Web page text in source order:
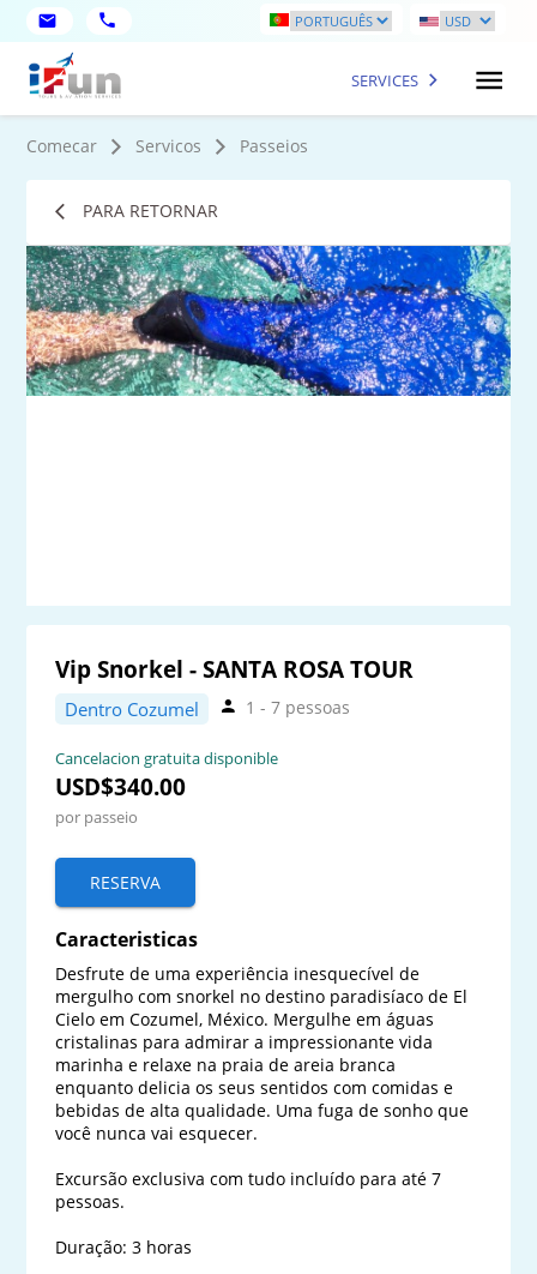
SERVICES
Comecar Servicos Passeios
PARA RETORNAR
9
Vip Snorkel - SANTA ROSA TOUR
Dentro Cozumel 1 - 7 pessoas
Cancelacion gratuita disponible
USD$340.00
por passeio
RESERVA
Caracteristicas
Desfrute de uma experiência inesquecível de
mergulho com snorkel no destino paradisíaco de El
Cielo em Cozumel, México. Mergulhe em águas
cristalinas para admirar a impressionante vida
marinha e relaxe na praia de areia branca
enquanto delicia os seus sentidos com comidas e
bebidas de alta qualidade. Uma fuga de sonho que
você nunca vai esquecer.
Excursão exclusiva com tudo incluído para até 7
pessoas.
Duração: 3 horas